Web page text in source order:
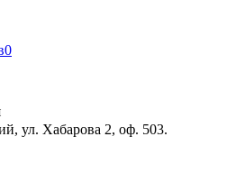
0
ул. Хабарова 2, оф. 503.